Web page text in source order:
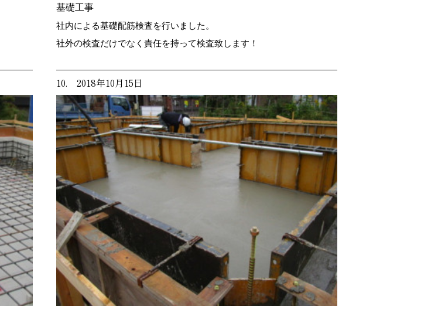
基礎工事
社内による基礎配筋検査を行いました。
社外の検査だけでなく責任を持って検査致します！
10. 2018年10月15日